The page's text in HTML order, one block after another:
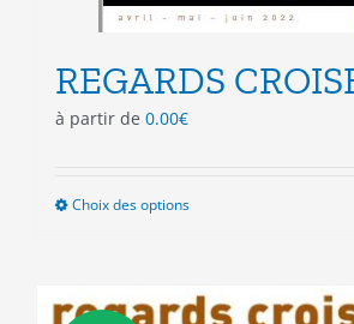
REGARDS
à partir de 0.00€
Choix des optionsCe
variations.